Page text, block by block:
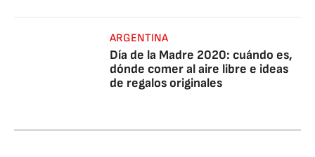
ARGENTINA
Día de la Madre 2020: cuándo es,
dónde comer al aire libre e ideas
de regalos originales